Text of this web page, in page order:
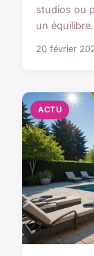
studios ou
un
20 février
ACTU